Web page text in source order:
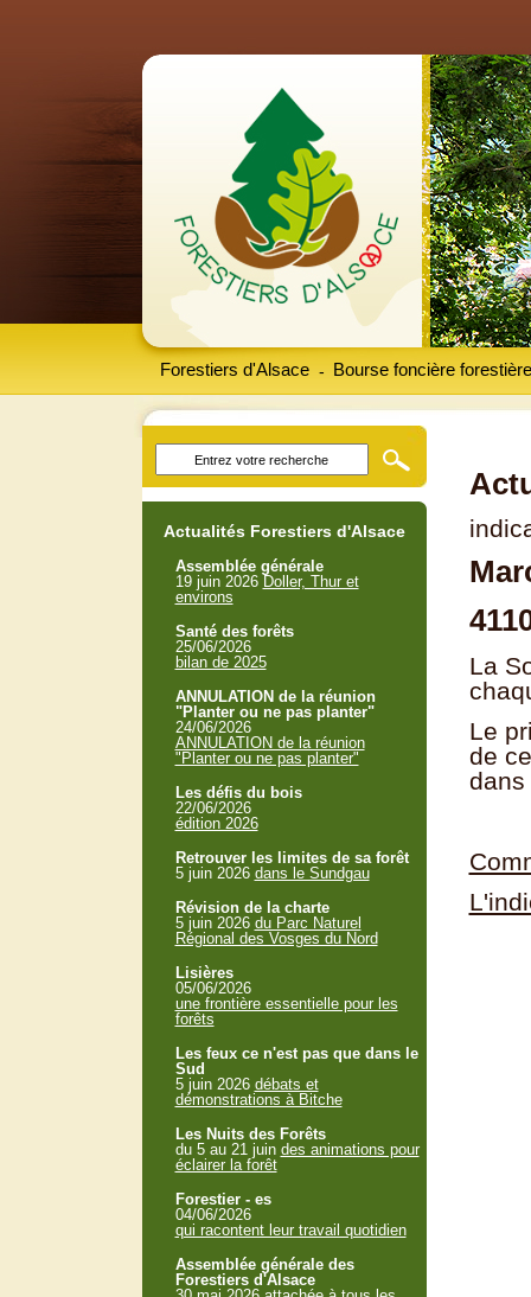
Forestiers d'Alsace Bourse foncière forestière
-
La
Le
de
dans
Actualités Forestiers d'Alsace
Assemblée générale
19 juin 2026 Doller, Thur et
environs
Santé des forêts
25/06/2026
bilan de 2025
ANNULATION de la réunion
"Planter ou ne pas planter"
24/06/2026
ANNULATION de la réunion
"Planter ou ne pas planter"
Les défis du bois
22/06/2026
édition 2026
Retrouver les limites de sa forêt
5 juin 2026 dans le Sundgau
Révision de la charte
5 juin 2026 du Parc Naturel
Régional des Vosges du Nord
Lisières
05/06/2026
une frontière essentielle pour les
forêts
Les feux ce n'est pas que dans le
Sud
5 juin 2026 débats et
démonstrations à Bitche
Les Nuits des Forêts
du 5 au 21 juin des animations pour
éclairer la forêt
Forestier - es
04/06/2026
qui racontent leur travail quotidien
Assemblée générale des
Forestiers d'Alsace